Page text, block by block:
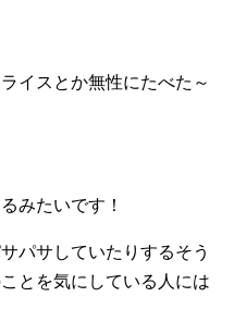
イスとか無性にたべた～
みたいです！
パサしていたりするそう
とを気にしている人には